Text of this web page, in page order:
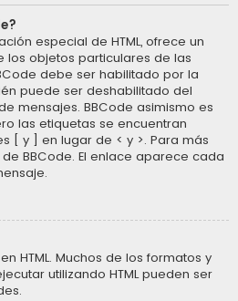
especial de HTML, ofrece un
objetos particulares de las
debe ser habilitado por la
puede ser deshabilitado del
mensajes. BBCode asimismo es
las etiquetas se encuentran
[ y ] en lugar de < y >. Para más
BBCode. El enlace aparece cada
HTML. Muchos de los formatos y
utilizando HTML pueden ser